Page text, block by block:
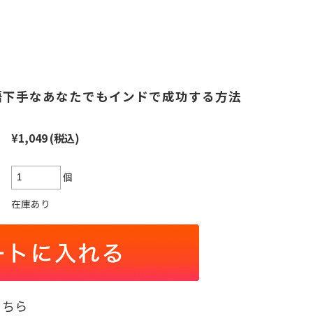
手なあなたでもインドで成功する方法
¥1,049(税込)
個
在庫あり
ら